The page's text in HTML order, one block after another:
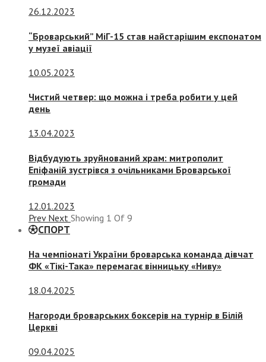
26.12.2023
“Броварський” МіГ-15 став найстарішим експонатом
у музеї авіації
10.05.2023
Чистий четвер: що можна і треба робити у цей
день
13.04.2023
Відбудують зруйнований храм: митрополит
Епіфаній зустрівся з очільниками Броварської
громади
12.01.2023
Prev Next Showing 1 Of 9
СПОРТ
На чемпіонаті України броварська команда дівчат
ФК «Тікі-Така» перемагає вінницьку «Ниву»
18.04.2025
Нагороди броварських боксерів на турнір в Білій
Церкві
09.04.2025